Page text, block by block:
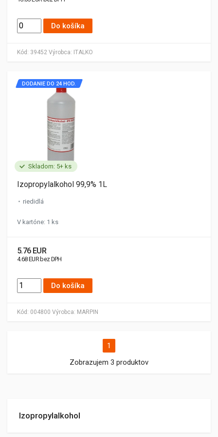
Izopropylalkohol
Kód: 39452 Výrobca: ITALKO
Do košíka
Skladom: 5+ ks
Kód: 004800 Výrobca: MARPIN
DODANIE DO 24 HOD.
Izopropylalkohol 99,9% 1L
riedidlá
V kartóne: 1 ks
5.76 EUR
4.68 EUR bez DPH
Do košíka
1
Zobrazujem 3 produktov